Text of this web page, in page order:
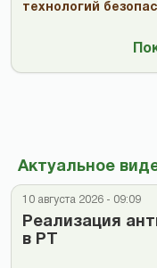
технологий
Актуальное
10 августа 2026 - 09:09
Реализация
в РТ